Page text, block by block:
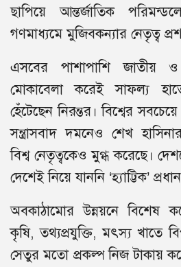
ছাপিয়ে আন্তর্জাতিক
গণমাধ্যমে মুজিবকন্যার নেতৃত্ব
এসবের পাশাপাশি জাতীয় ও
মোকাবেলা করেই সাফল্য
হেঁটেছেন নিরন্তর। বিশ্বের
সন্ত্রাসবাদ দমনেও শেখ
বিশ্ব নেতৃত্বকেও মুগ্ধ করেছে।
দেশেই নিয়ে যাননি ‘হ্যাট্টিক’
অবকাঠামোর উন্নয়নে বিশেষ
কৃষি, তথ্যপ্রযুক্তি, মৎস্য খাতে
সেতুর মতো প্রকল্প নিজ টাকায়